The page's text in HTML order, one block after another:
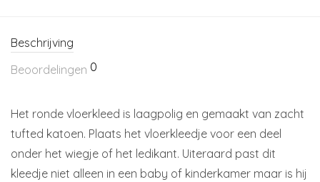
Beschrijving
Beoordelingen 0
Het ronde vloerkleed is laagpolig en gemaakt van zacht
tufted katoen. Plaats het vloerkleedje voor een deel
onder het wiegje of het ledikant. Uiteraard past dit
kleedje niet alleen in een baby of kinderkamer maar is hij